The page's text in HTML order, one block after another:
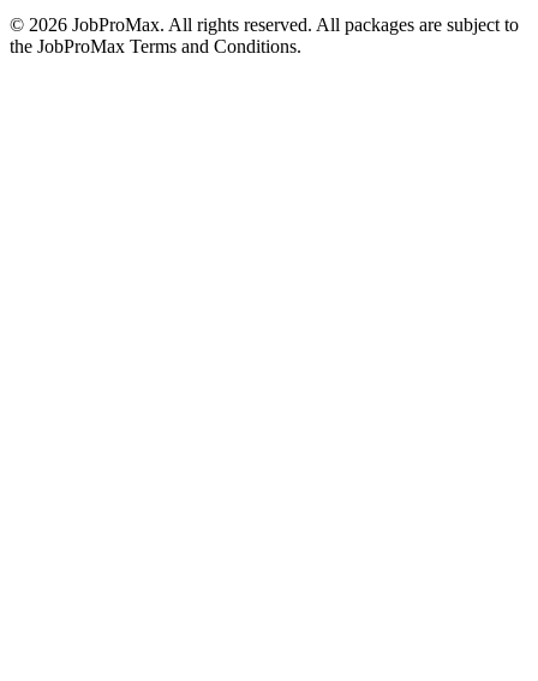
© 2026 JobProMax. All rights reserved. All packages are subject to
the JobProMax Terms and Conditions.